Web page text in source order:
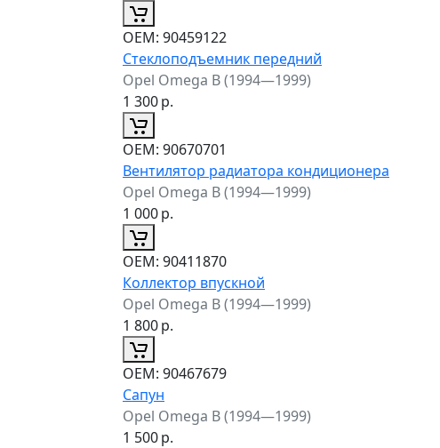
ОЕМ: 90459122
Стеклоподъемник передний
Opel Omega B (1994—1999)
1 300р.
ОЕМ: 90670701
Вентилятор радиатора кондиционера
Opel Omega B (1994—1999)
1 000р.
ОЕМ: 90411870
Коллектор впускной
Opel Omega B (1994—1999)
1 800р.
ОЕМ: 90467679
Сапун
Opel Omega B (1994—1999)
1 500р.